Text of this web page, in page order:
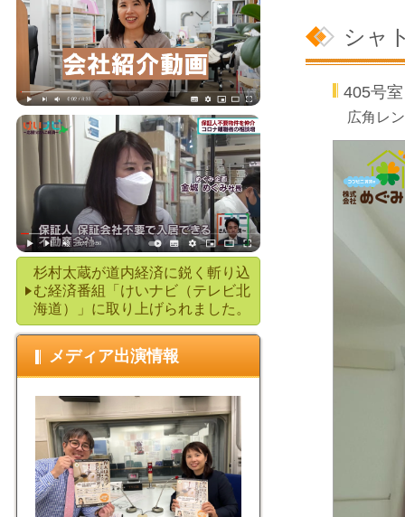
シャ
405号
広角レ
杉村太蔵が道内経済に鋭く斬り込
む経済番組「けいナビ（テレビ北
海道）」に取り上げられました。
メディア出演情報